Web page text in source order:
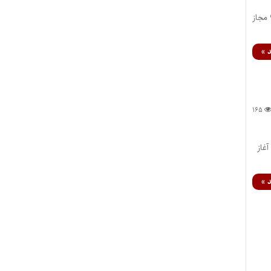
ثبت‌نام تکمیل‌ظرفیت آزمون دکتری تخصصی ۹۶ از ۱۶ مهر آغاز می‌شود داوطلبان می‌بایست در آزمون دکتری ۹۶ مجاز
»
۱۶۵
اسلامی آغاز
»